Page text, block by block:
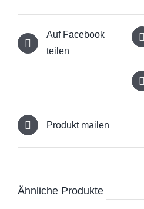
Auf Facebook
teilen
Produkt mailen
Ähnliche Produkte